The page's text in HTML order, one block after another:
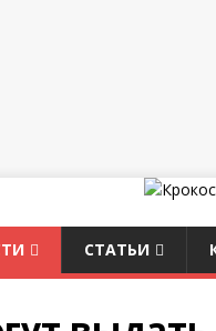
СТАТЬИ